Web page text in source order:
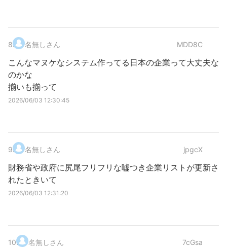
8. 名無しさん MDD8C
こんなマヌケなシステム作ってる日本の企業って大丈夫な
のかな
揃いも揃って
2026/06/03 12:30:45
9. 名無しさん jpgcX
財務省や政府に尻尾フリフリな嘘つき企業リストが更新さ
れたときいて
2026/06/03 12:31:20
10. 名無しさん 7cGsa